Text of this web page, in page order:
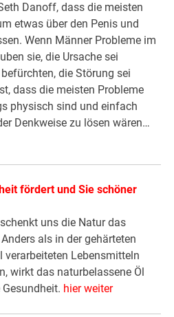
Danoff, dass die meisten
etwas über den Penis und
Wenn Männer Probleme im
sie, die Ursache sei
die Störung sei
dass die meisten Probleme
physisch sind und einfach
Denkweise zu lösen wären…
fördert und Sie schöner
uns die Natur das
als in der gehärteten
verarbeiteten Lebensmitteln
wirkt das naturbelassene Öl
hier weiter